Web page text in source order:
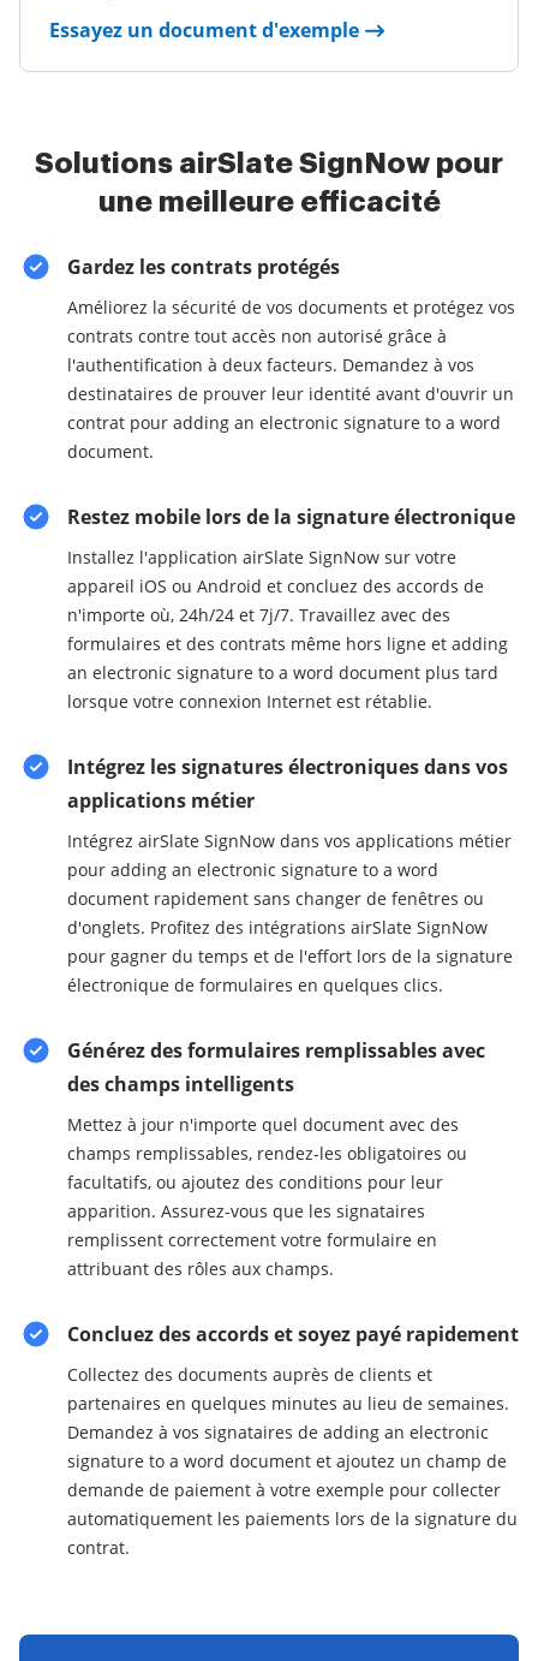
Essayez un document d'exemple
Solutions airSlate SignNow pour
une meilleure efficacité
Gardez les contrats protégés
Améliorez la sécurité de vos documents et protégez vos
contrats contre tout accès non autorisé grâce à
l'authentification à deux facteurs. Demandez à vos
destinataires de prouver leur identité avant d'ouvrir un
contrat pour adding an electronic signature to a word
document.
Restez mobile lors de la signature électronique
Installez l'application airSlate SignNow sur votre
appareil iOS ou Android et concluez des accords de
n'importe où, 24h/24 et 7j/7. Travaillez avec des
formulaires et des contrats même hors ligne et adding
an electronic signature to a word document plus tard
lorsque votre connexion Internet est rétablie.
Intégrez les signatures électroniques dans vos
applications métier
Intégrez airSlate SignNow dans vos applications métier
pour adding an electronic signature to a word
document rapidement sans changer de fenêtres ou
d'onglets. Profitez des intégrations airSlate SignNow
pour gagner du temps et de l'effort lors de la signature
électronique de formulaires en quelques clics.
Générez des formulaires remplissables avec
des champs intelligents
Mettez à jour n'importe quel document avec des
champs remplissables, rendez-les obligatoires ou
facultatifs, ou ajoutez des conditions pour leur
apparition. Assurez-vous que les signataires
remplissent correctement votre formulaire en
attribuant des rôles aux champs.
Concluez des accords et soyez payé rapidement
Collectez des documents auprès de clients et
partenaires en quelques minutes au lieu de semaines.
Demandez à vos signataires de adding an electronic
signature to a word document et ajoutez un champ de
demande de paiement à votre exemple pour collecter
automatiquement les paiements lors de la signature du
contrat.